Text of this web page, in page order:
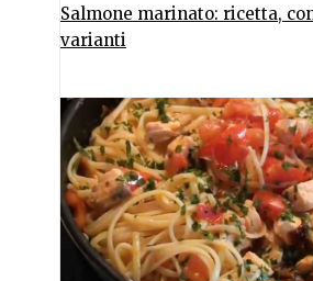
Salmone marinato: ricetta,
varianti